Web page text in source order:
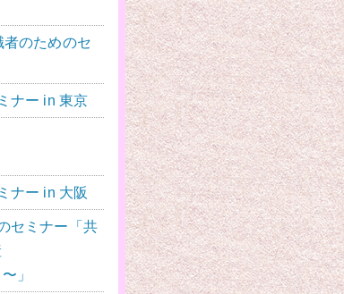
のためのセ
ナー in 東京
ナー in 大阪
セミナー 「共
」